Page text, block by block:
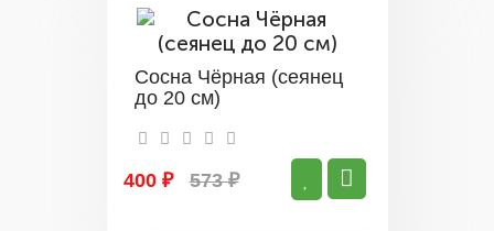
Сосна Чёрная (сеянец
до 20 см)
400 ₽ 573 ₽